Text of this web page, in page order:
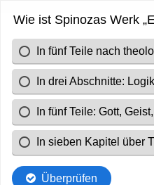
Wie ist Spinozas Werk
In fünf Teile nach
In drei Abschnitte:
In fünf Teile: Gott,
In sieben Kapitel über
Überprüfen